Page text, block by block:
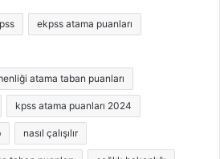
ekpss atama puanları
atama taban puanları
kpss atama puanları 2024
nasıl çalışılır